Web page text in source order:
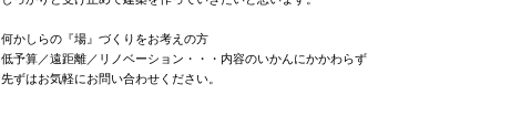
何かしらの『場』づくりをお考えの方
低予算／遠距離／リノベーション・・・内容のいかんにかかわらず
先ずはお気軽にお問い合わせください。